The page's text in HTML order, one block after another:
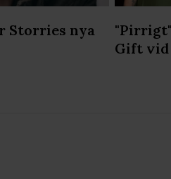
Storries nya
Gift vid